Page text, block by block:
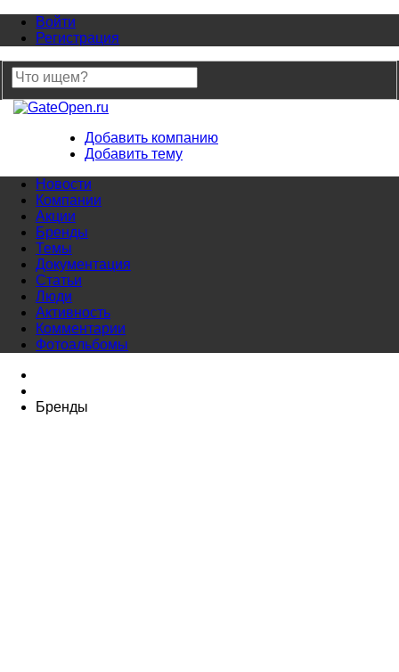
Войти
Регистрация
Добавить компанию
Добавить тему
Новости
Компании
Акции
Бренды
Темы
Документация
Статьи
Люди
Активность
Комментарии
Фотоальбомы
Бренды